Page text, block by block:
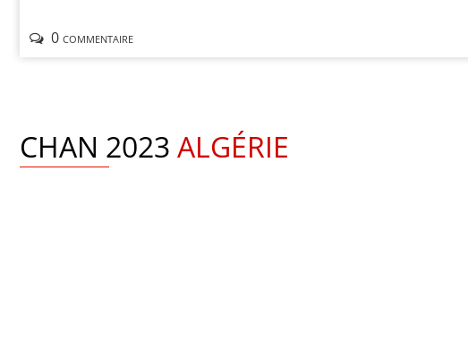
0 commentaire
CHAN 2023 ALGÉRIE